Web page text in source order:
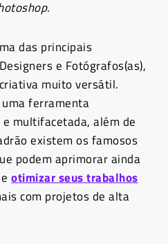
das principais
e Fotógrafos(as),
muito versátil.
ferramenta
multifacetada, além de
existem os famosos
podem aprimorar ainda
otimizar seus trabalhos
com projetos de alta